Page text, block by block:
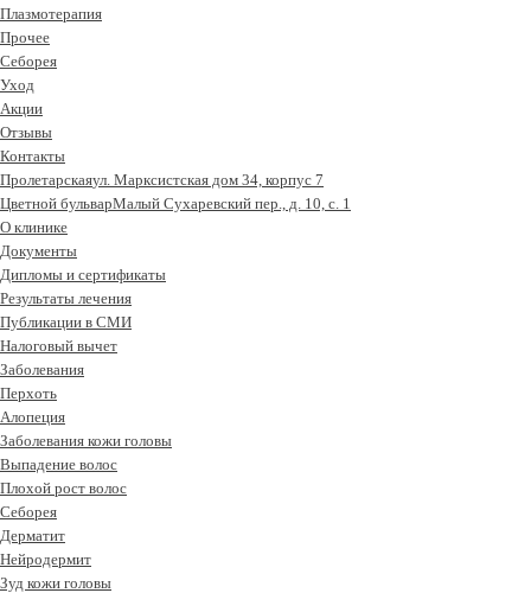
Плазмотерапия
Прочее
Себорея
Уход
Акции
Отзывы
Контакты
Пролетарскаяул. Марксистская дом 34, корпус 7
Цветной бульварМалый Сухаревский пер., д. 10, с. 1
О клинике
Документы
Дипломы и сертификаты
Результаты лечения
Публикации в СМИ
Налоговый вычет
Заболевания
Перхоть
Алопеция
Заболевания кожи головы
Выпадение волос
Плохой рост волос
Cеборея
Дерматит
Нейродермит
Зуд кожи головы